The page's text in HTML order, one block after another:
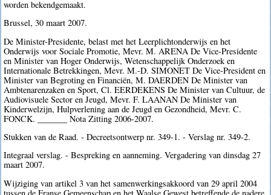
worden bekendgemaakt.
Brussel, 30 maart 2007.
De Minister-Presidente, belast met het Leerplichtonderwijs en het
Onderwijs voor Sociale Promotie, Mevr. M. ARENA De Vice-Presidente
en Minister van Hoger Onderwijs, Wetenschappelijk Onderzoek en
Internationale Betrekkingen, Mevr. M.-D. SIMONET De Vice-President en
Minister van Begroting en Financiën, M. DAERDEN De Minister van
Ambtenarenzaken en Sport, Cl. EERDEKENS De Minister van Cultuur, de
Audiovisuele Sector en Jeugd, Mevr. F. LAANAN De Minister van
Kinderwelzijn, Hulpverlening aan de Jeugd en Gezondheid, Mevr. C.
FONCK. _______ Nota Zitting 2006-2007.
Stukken van de Raad. - Decreetsontwerp nr. 349-1. - Verslag nr. 349-2.
Integraal verslag. - Bespreking en aanneming. Vergadering van dinsdag 27
maart 2007.
Wijziging van artikel 3 van het samenwerkingsakkoord van 29 april 2004